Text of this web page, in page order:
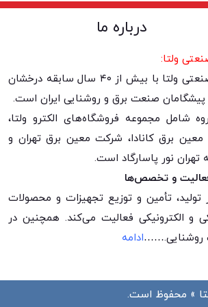
درباره ما
ولتا:
گروه صنعتی ولتا با بیش از ۴۰ سال سابقه درخشان
پیشگامان صنعت برق و روشنایی ایران است.
شامل مجموعه فروشگاه‌های الکترو ولتا،
برق کانادا، شرکت معین برق تهران و
تهران نور پاسارگاد است.
و تخصص‌ها
تولید، تأمین و توزیع تجهیزات و محصولات
و الکترونیکی فعالیت می‌کند. همچنین در
……ادامه
» محفوظ است.